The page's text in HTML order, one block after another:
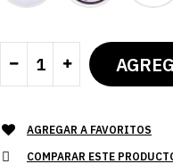
AGREGAR A FAVORITOS
COMPARAR ESTE